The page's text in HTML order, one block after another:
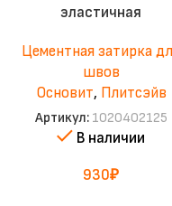
эластичная
Цементная затирка
швов
Основит, Плитсэйв
Артикул: 1020402125
В наличии
930₽